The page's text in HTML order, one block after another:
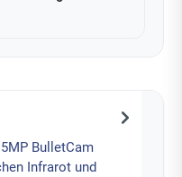
BulletCam
Infrarot und